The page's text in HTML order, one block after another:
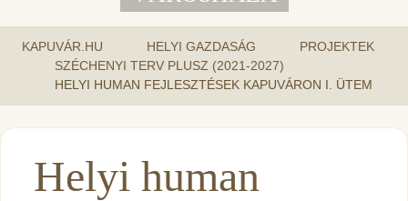
KAPUVÁR.HU HELYI GAZDASÁG
PROJEKTEK
SZÉCHENYI TERV PLUSZ (2021-2027)
HELYI HUMAN FEJLESZTÉSEK KAPUVÁRON I. ÜTEM
Helyi human